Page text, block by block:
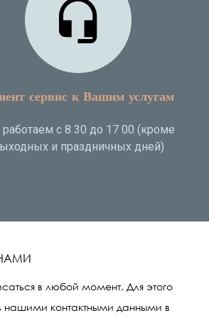
сервис к Вашим услугам
с 8 30 до 17 00 (кроме
и праздничных дней)
в любой момент. Для этого
нашими контактными данными в